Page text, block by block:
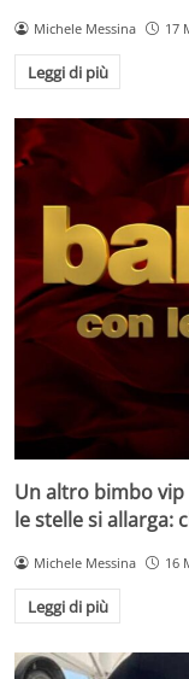
Michele Messina 17
Leggi di più
Un altro bimbo vip
le stelle si allarga:
Michele Messina 16
Leggi di più